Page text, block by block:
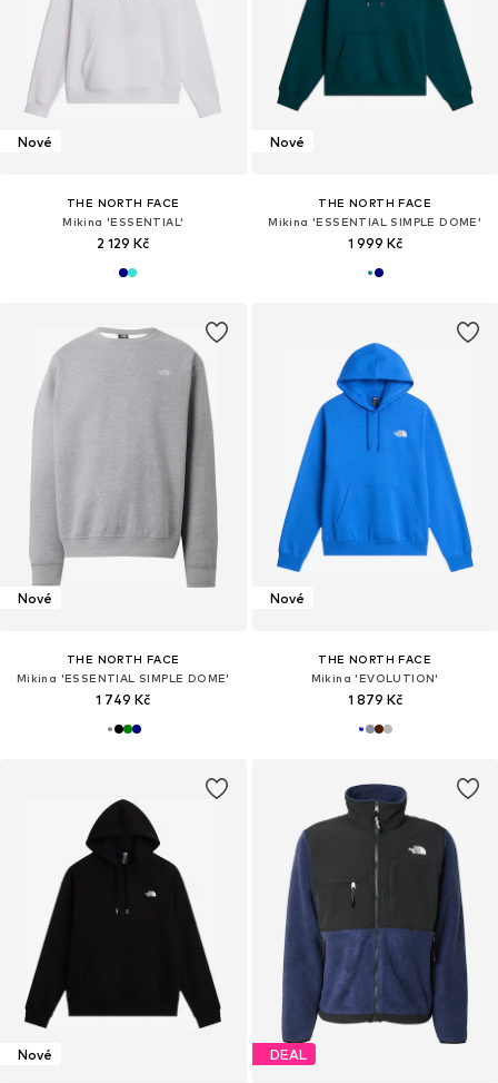
Nové
THE NORTH FACE
Mikina 'ESSENTIAL'
2 129 Kč
Nové
THE NORTH FACE
Mikina 'ESSENTIAL SIMPLE DOME'
1 999 Kč
Nové
THE NORTH FACE
Mikina 'ESSENTIAL SIMPLE DOME'
1 749 Kč
Nové
THE NORTH FACE
Mikina 'EVOLUTION'
1 879 Kč
Nové DEAL